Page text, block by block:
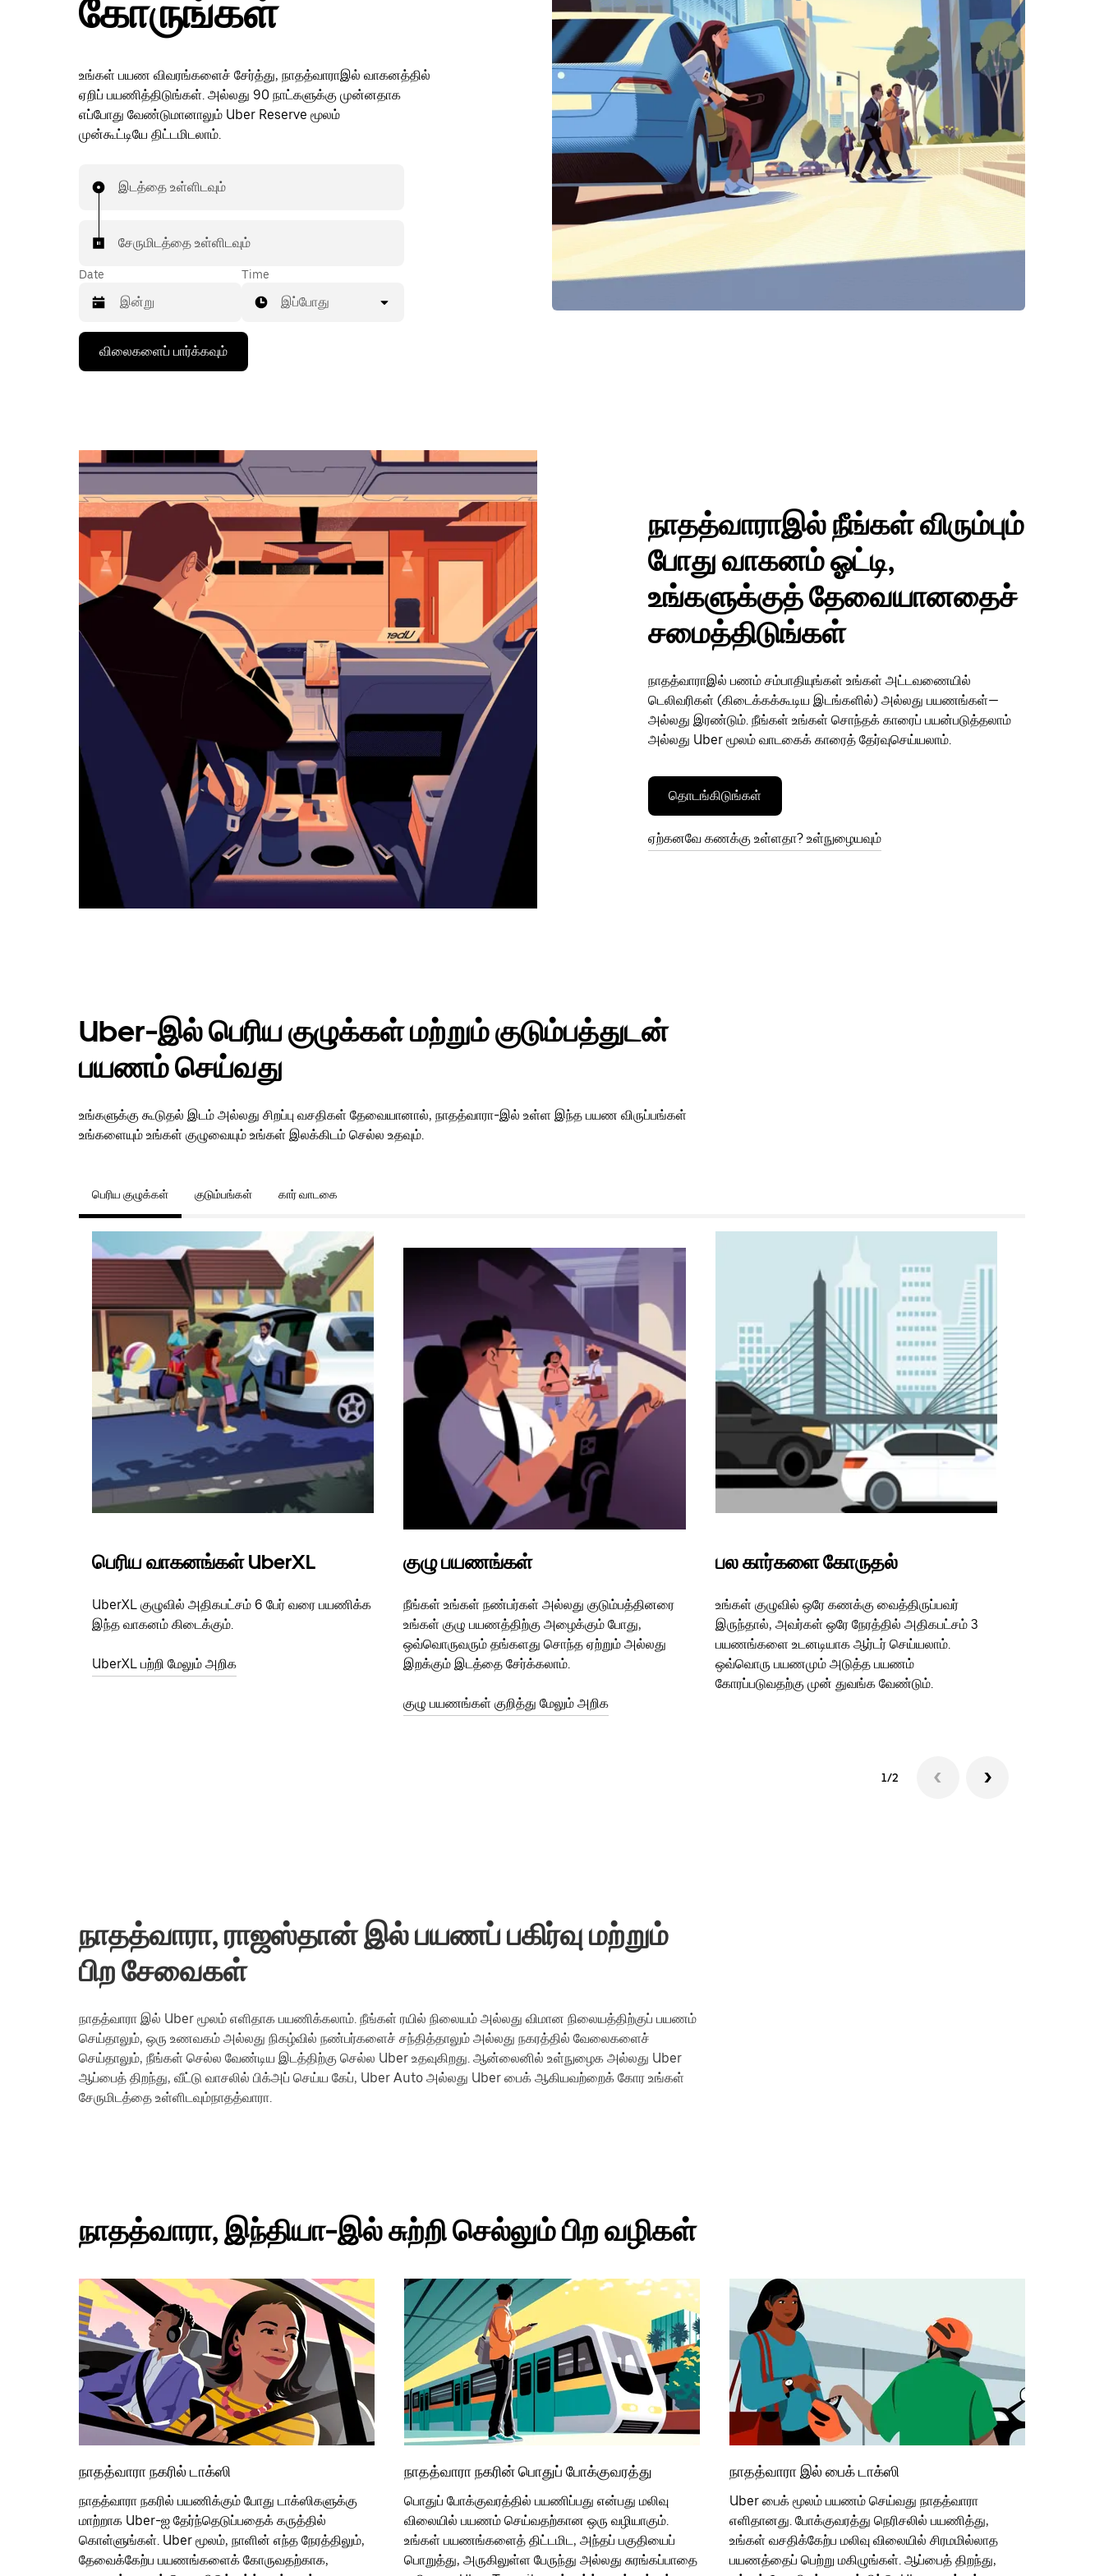
கோருங்கள்
உங்கள் பயண விவரங்களைச் சேர்த்து, நாதத்வாராஇல் வாகனத்தில்
ஏறிப் பயணித்திடுங்கள். அல்லது 90 நாட்களுக்கு முன்னதாக
எப்போது வேண்டுமானாலும் Uber Reserve மூலம்
முன்கூட்டியே திட்டமிடலாம்.
இடத்தை உள்ளிடவும்
சேருமிடத்தை உள்ளிடவும்
Date
கீழ்நோக்கிய
அம்புக்குறியை
அழுத்தி
மூட
எஸ்கேப்
அழுத்தவும்.
Time
இப்போது
விலைகளைப் பார்க்கவும்
நாதத்வாராஇல் நீங்கள் விரும்பும்
போது வாகனம் ஓட்டி,
உங்களுக்குத் தேவையானதைச்
சமைத்திடுங்கள்
நாதத்வாராஇல் பணம் சம்பாதியுங்கள் உங்கள் அட்டவணையில்
டெலிவரிகள் (கிடைக்கக்கூடிய இடங்களில்) அல்லது பயணங்கள்—
அல்லது இரண்டும். நீங்கள் உங்கள் சொந்தக் காரைப் பயன்படுத்தலாம்
அல்லது Uber மூலம் வாடகைக் காரைத் தேர்வுசெய்யலாம்.
தொடங்கிடுங்கள்
ஏற்கனவே கணக்கு உள்ளதா? உள்நுழையவும்
Uber-இல் பெரிய குழுக்கள் மற்றும் குடும்பத்துடன்
பயணம் செய்வது
உங்களுக்கு கூடுதல் இடம் அல்லது சிறப்பு வசதிகள் தேவையானால், நாதத்வாரா-இல் உள்ள இந்த பயண விருப்பங்கள்
உங்களையும் உங்கள் குழுவையும் உங்கள் இலக்கிடம் செல்ல உதவும்.
பெரிய குழுக்கள் குடும்பங்கள் கார் வாடகை
பெரிய வாகனங்கள் UberXL
UberXL குழுவில் அதிகபட்சம் 6 பேர் வரை பயணிக்க
இந்த வாகனம் கிடைக்கும்.
UberXL பற்றி மேலும் அறிக
குழு பயணங்கள்
நீங்கள் உங்கள் நண்பர்கள் அல்லது குடும்பத்தினரை
உங்கள் குழு பயணத்திற்கு அழைக்கும் போது,
ஒவ்வொருவரும் தங்களது சொந்த ஏற்றும் அல்லது
இறக்கும் இடத்தை சேர்க்கலாம்.
குழு பயணங்கள் குறித்து மேலும் அறிக
பல கார்களை கோருதல்
உங்கள் குழுவில் ஒரே கணக்கு வைத்திருப்பவர்
இருந்தால், அவர்கள் ஒரே நேரத்தில் அதிகபட்சம் 3
பயணங்களை உடனடியாக ஆர்டர் செய்யலாம்.
ஒவ்வொரு பயணமும் அடுத்த பயணம்
கோரப்படுவதற்கு முன் துவங்க வேண்டும்.
1/2
நாதத்வாரா, ராஜஸ்தான் இல் பயணப் பகிர்வு மற்றும்
பிற சேவைகள்
நாதத்வாரா இல் Uber மூலம் எளிதாக பயணிக்கலாம். நீங்கள் ரயில் நிலையம் அல்லது விமான நிலையத்திற்குப் பயணம்
செய்தாலும், ஒரு உணவகம் அல்லது நிகழ்வில் நண்பர்களைச் சந்தித்தாலும் அல்லது நகரத்தில் வேலைகளைச்
செய்தாலும், நீங்கள் செல்ல வேண்டிய இடத்திற்கு செல்ல Uber உதவுகிறது. ஆன்லைனில் உள்நுழைக அல்லது Uber
ஆப்பைத் திறந்து, வீட்டு வாசலில் பிக்அப் செய்ய கேப், Uber Auto அல்லது Uber பைக் ஆகியவற்றைக் கோர உங்கள்
சேருமிடத்தை உள்ளிடவும்நாதத்வாரா.
நாதத்வாரா, இந்தியா-இல் சுற்றி செல்லும் பிற வழிகள்
நாதத்வாரா நகரில் டாக்ஸி
நாதத்வாரா நகரில் பயணிக்கும் போது டாக்ஸிகளுக்கு
மாற்றாக Uber-ஐ தேர்ந்தெடுப்பதைக் கருத்தில்
கொள்ளுங்கள். Uber மூலம், நாளின் எந்த நேரத்திலும்,
தேவைக்கேற்ப பயணங்களைக் கோருவதற்காக,
நாதத்வாரா நகரின் பொதுப் போக்குவரத்து
பொதுப் போக்குவரத்தில் பயணிப்பது என்பது மலிவு
விலையில் பயணம் செய்வதற்கான ஒரு வழியாகும்.
உங்கள் பயணங்களைத் திட்டமிட, அந்தப் பகுதியைப்
பொறுத்து, அருகிலுள்ள பேருந்து அல்லது சுரங்கப்பாதை
நாதத்வாரா இல் பைக் டாக்ஸி
Uber பைக் மூலம் பயணம் செய்வது நாதத்வாரா
எளிதானது. போக்குவரத்து நெரிசலில் பயணித்து,
உங்கள் வசதிக்கேற்ப மலிவு விலையில் சிரமமில்லாத
பயணத்தைப் பெற்று மகிழுங்கள். ஆப்பைத் திறந்து,